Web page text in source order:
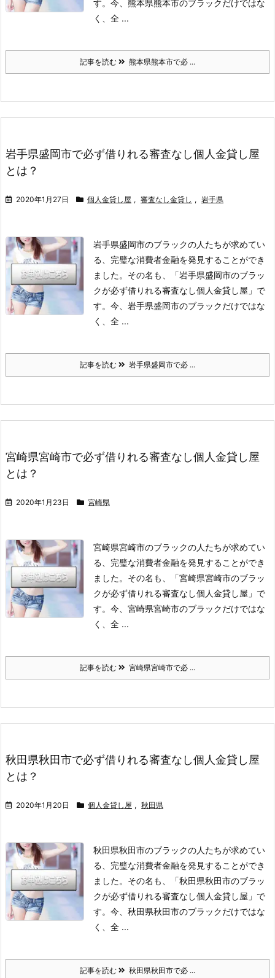
す。 今、熊本県熊本市のブラックだけではな
く、全 ...
記事を読む 熊本県熊本市で必 ...
岩手県盛岡市で必ず借りれる審査なし個人金貸し屋
とは？
2020年1月27日 個人金貸し屋 , 審査なし金貸し , 岩手県
岩手県盛岡市のブラックの人たちが求めてい
る、完璧な消費者金融を発見することができ
ました。 その名も、「岩手県盛岡市のブラッ
クが必ず借りれる審査なし個人金貸し屋」で
す。 今、岩手県盛岡市のブラックだけではな
く、全 ...
記事を読む 岩手県盛岡市で必 ...
宮崎県宮崎市で必ず借りれる審査なし個人金貸し屋
とは？
2020年1月23日 宮崎県
宮崎県宮崎市のブラックの人たちが求めてい
る、完璧な消費者金融を発見することができ
ました。 その名も、「宮崎県宮崎市のブラッ
クが必ず借りれる審査なし個人金貸し屋」で
す。 今、宮崎県宮崎市のブラックだけではな
く、全 ...
記事を読む 宮崎県宮崎市で必 ...
秋田県秋田市で必ず借りれる審査なし個人金貸し屋
とは？
2020年1月20日 個人金貸し屋 , 秋田県
秋田県秋田市のブラックの人たちが求めてい
る、完璧な消費者金融を発見することができ
ました。 その名も、「秋田県秋田市のブラッ
クが必ず借りれる審査なし個人金貸し屋」で
す。 今、秋田県秋田市のブラックだけではな
く、全 ...
記事を読む 秋田県秋田市で必 ...